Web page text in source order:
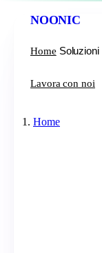
NOONIC
Home Soluzioni
Lavora con noi
Home